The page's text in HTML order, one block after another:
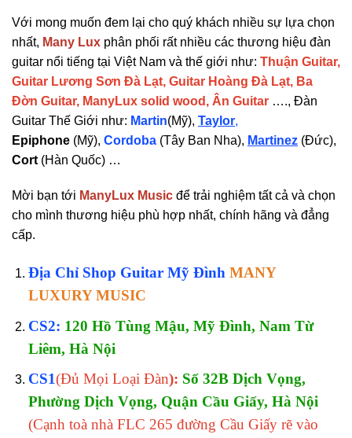
Với mong muốn đem lại cho quý khách nhiều sự lựa chọn
nhất, Many Lux phân phối rất nhiều các thương hiệu đàn
guitar nổi tiếng tại Việt Nam và thế giới như: Thuận Guitar,
Guitar Lương Sơn Đà Lạt, Guitar Hoàng Đà Lạt, Ba
Đờn Guitar, ManyLux solid wood, Ân Guitar …., Đàn
Guitar Thế Giới như: Martin(Mỹ), Taylor,
Epiphone (Mỹ), Cordoba (Tây Ban Nha), Martinez (Đức),
Cort (Hàn Quốc) …
Mời bạn tới ManyLux Music để trải nghiệm tất cả và chọn
cho mình thương hiệu phù hợp nhất, chính hãng và đẳng
cấp.
Địa Chỉ Shop Guitar Mỹ Đình MANY
LUXURY MUSIC
CS2: 120 Hồ Tùng Mậu, Mỹ Đình, Nam Từ
Liêm, Hà Nội
CS1(Đủ Mọi Loại Đàn): Số 32B Dịch Vọng,
Phường Dịch Vọng, Quận Cầu Giấy, Hà Nội
(Cạnh toà nhà FLC 265 đường Cầu Giấy rẽ vào